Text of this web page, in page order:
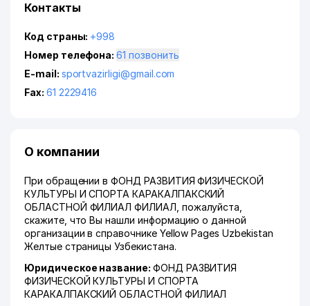
Контакты
Код страны: +998
Номер телефона:
61 позвонить
E-mail: sportvazirligi@gmail.com
Fax: 61 2229416
О компании
При обращении в ФОНД РАЗВИТИЯ ФИЗИЧЕСКОЙ
КУЛЬТУРЫ И СПОРТА КАРАКАЛПАКСКИЙ
ОБЛАСТНОЙ ФИЛИАЛ ФИЛИАЛ, пожалуйста,
скажите, что Вы нашли информацию о данной
организации в справочнике Yellow Pages Uzbekistan
Желтые страницы Узбекистана.
Юридическое название: ФОНД РАЗВИТИЯ
ФИЗИЧЕСКОЙ КУЛЬТУРЫ И СПОРТА
КАРАКАЛПАКСКИЙ ОБЛАСТНОЙ ФИЛИАЛ